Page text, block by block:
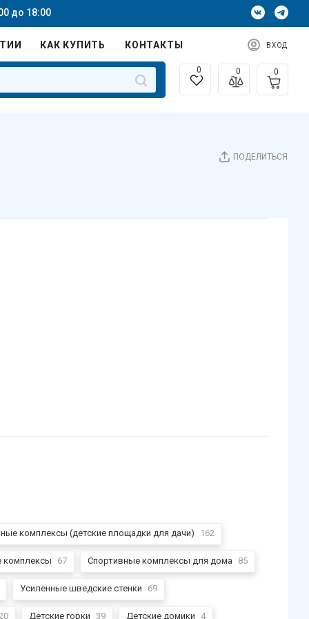
до 18:00
КАК КУПИТЬ КОНТАКТЫ ВХОД
0 0 0
ПОДЕЛИТЬСЯ
комплексы (детские площадки для дачи) 162
комплексы 67 Спортивные комплексы для дома 85
Усиленные шведские стенки 69
Детские горки 39 Детские домики 4